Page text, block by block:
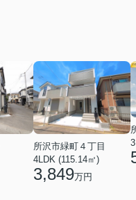
所沢市緑町４丁目
4LDK (115.14㎡)
3,849万円